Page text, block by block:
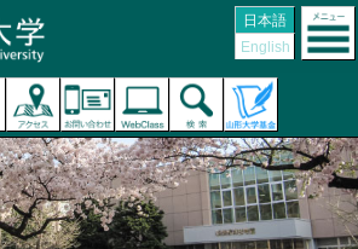
日本語
English